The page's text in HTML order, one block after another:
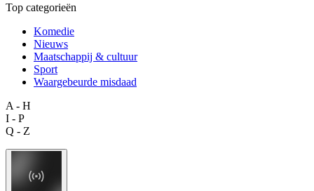
Top categorieën
Komedie
Nieuws
Maatschappij & cultuur
Sport
Waargebeurde misdaad
A - H
I - P
Q - Z